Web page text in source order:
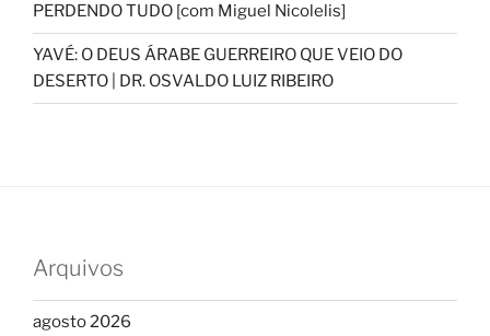
PERDENDO TUDO [com Miguel Nicolelis]
YAVÉ: O DEUS ÁRABE GUERREIRO QUE VEIO DO
DESERTO | DR. OSVALDO LUIZ RIBEIRO
Arquivos
agosto 2026